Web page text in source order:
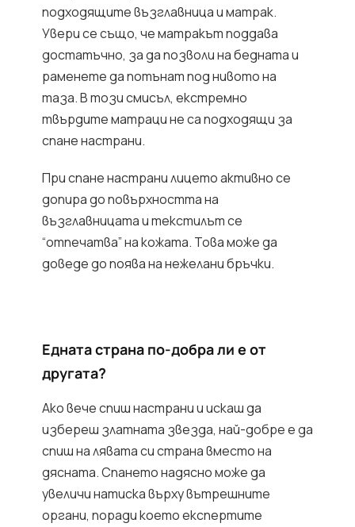
подходящите възглавница и матрак.
Увери се също, че матракът поддава
достатъчно, за да позволи на бедната и
раменете да потънат под нивото на
таза. В този смисъл, екстремно
твърдите матраци не са подходящи за
спане настрани.
При спане настрани лицето активно се
допира до повърхността на
възглавницата и текстилът се
“отпечатва” на кожата. Това може да
доведе до поява на нежелани бръчки.
Едната страна по-добра ли е от
другата?
Ако вече спиш настрани и искаш да
избереш златната звезда, най-добре е да
спиш на лявата си страна вместо на
дясната. Спането надясно може да
увеличи натиска върху вътрешните
органи, поради което експертите